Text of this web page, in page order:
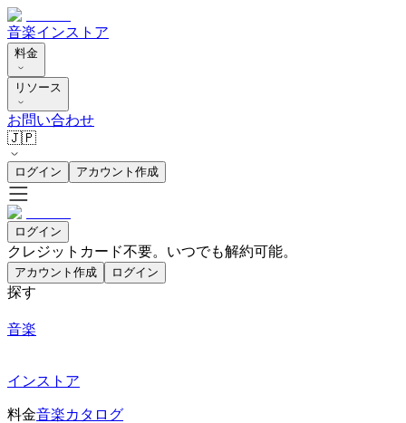
音楽インストア
料金
リソース
お問い合わせ
🇯🇵
ログイン アカウント作成
ログイン
クレジットカード不要。いつでも解約可能。
アカウント作成 ログイン
探す
音楽
インストア
料金音楽カタログ